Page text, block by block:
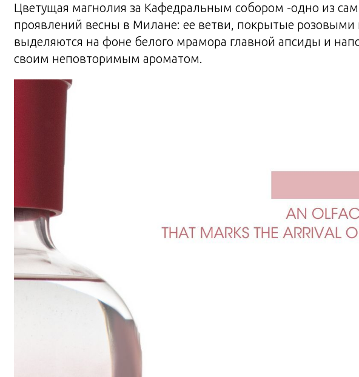
Цветущая магнолия за Кафедральным собором -одно из
проявлений весны в Милане: ее ветви, покрытые розовыми
выделяются на фоне белого мрамора главной апсиды и
своим неповторимым ароматом.